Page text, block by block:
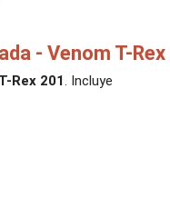
- Venom T-Rex
Rex 201. Incluye